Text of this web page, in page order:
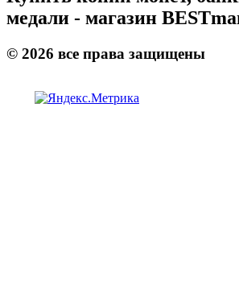
медали - магазин
© 2026 все права защищены